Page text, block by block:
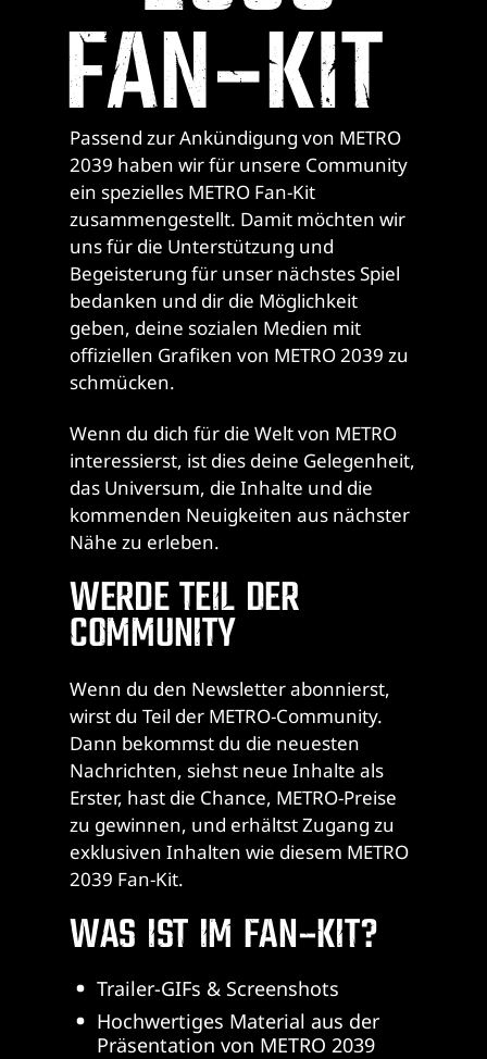
FAN-KIT
Passend zur Ankündigung von METRO
2039 haben wir für unsere Community
ein spezielles METRO Fan-Kit
zusammengestellt. Damit möchten wir
uns für die Unterstützung und
Begeisterung für unser nächstes Spiel
bedanken und dir die Möglichkeit
geben, deine sozialen Medien mit
offiziellen Grafiken von METRO 2039 zu
schmücken.
Wenn du dich für die Welt von METRO
interessierst, ist dies deine Gelegenheit,
das Universum, die Inhalte und die
kommenden Neuigkeiten aus nächster
Nähe zu erleben.
WERDE TEIL DER
COMMUNITY
Wenn du den Newsletter abonnierst,
wirst du Teil der METRO-Community.
Dann bekommst du die neuesten
Nachrichten, siehst neue Inhalte als
Erster, hast die Chance, METRO-Preise
zu gewinnen, und erhältst Zugang zu
exklusiven Inhalten wie diesem METRO
2039 Fan-Kit.
WAS IST IM FAN-KIT?
Trailer-GIFs & Screenshots
Hochwertiges Material aus der
Präsentation von METRO 2039